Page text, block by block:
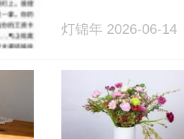
灯锦年 2026-06-14